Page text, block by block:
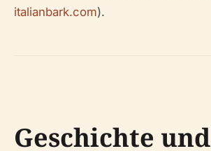
italianbark.com).
Geschichte und